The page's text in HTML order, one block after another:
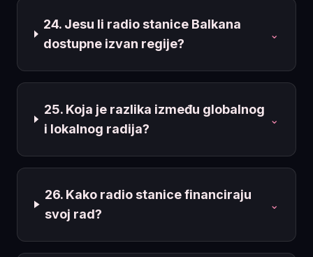
24. Jesu li radio stanice Balkana
dostupne izvan regije?
⌄
25. Koja je razlika između globalnog
i lokalnog radija?
⌄
26. Kako radio stanice financiraju
svoj rad?
⌄